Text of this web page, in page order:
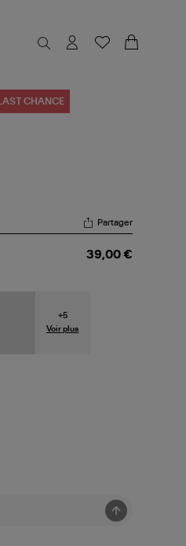
LAST CHANCE
Partager
39,00 €
+5
Voir plus